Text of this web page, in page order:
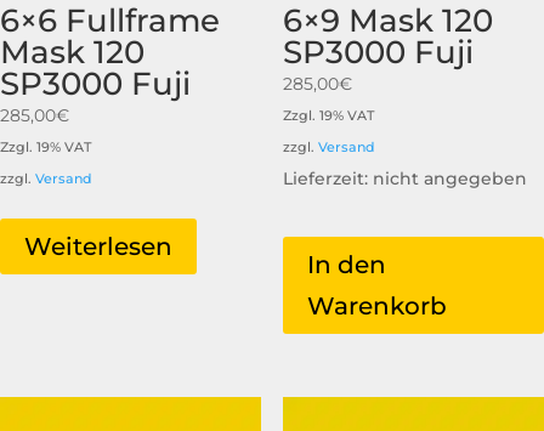
6×6 Fullframe
Mask 120
SP3000 Fuji
285,00€
Zzgl. 19% VAT
zzgl. Versand
Weiterlesen
6×9 Mask 120
SP3000 Fuji
285,00€
Zzgl. 19% VAT
zzgl. Versand
Lieferzeit: nicht angegeben
In den
Warenkorb